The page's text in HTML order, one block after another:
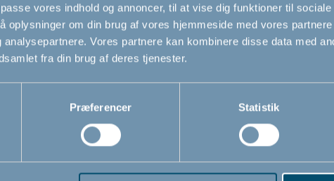
vores indhold og annoncer, til at vise dig funktioner til
oplysninger om din brug af vores hjemmeside med vores
analysepartnere. Vores partnere kan kombinere disse data med
fra din brug af deres tjenester.
Præferencer Statistik